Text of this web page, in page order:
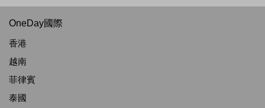
OneDay國際
香港
越南
菲律賓
泰國